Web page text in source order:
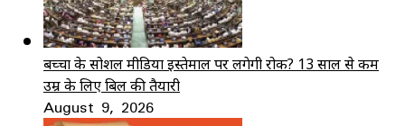
बच्चों के सोशल मीडिया इस्तेमाल पर लगेगी रोक? 13 साल से कम
उम्र के लिए बिल की तैयारी
August 9, 2026